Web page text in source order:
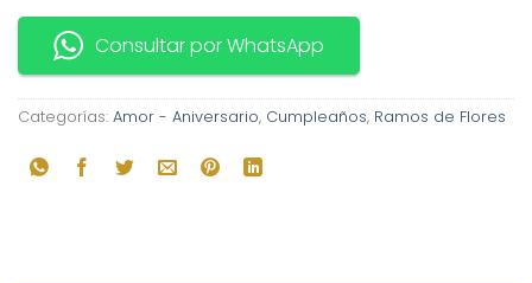
Consultar por WhatsApp
Categorías: Amor - Aniversario, Cumpleaños, Ramos de Flores